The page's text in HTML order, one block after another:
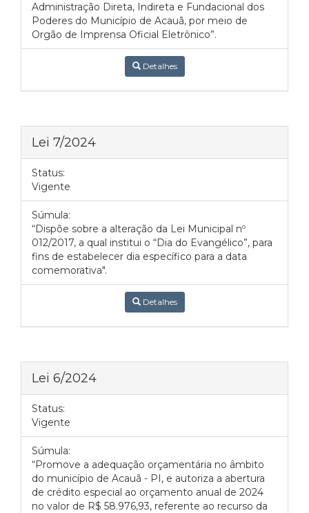
Administração Direta, Indireta e Fundacional dos
Poderes do Município de Acauã, por meio de
Orgão de Imprensa Oficial Eletrônico”.
Detalhes
Lei 7/2024
Status:
Vigente
Súmula:
“Dispõe sobre a alteração da Lei Municipal nº
012/2017, a qual institui o “Dia do Evangélico”, para
fins de estabelecer dia específico para a data
comemorativa".
Detalhes
Lei 6/2024
Status:
Vigente
Súmula:
“Promove a adequação orçamentária no âmbito
do município de Acauã - PI, e autoriza a abertura
de crédito especial ao orçamento anual de 2024
no valor de R$ 58.976,93, referente ao recurso da